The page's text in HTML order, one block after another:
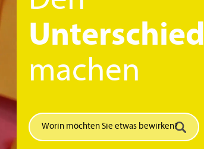
Unterschied
machen
Suchen